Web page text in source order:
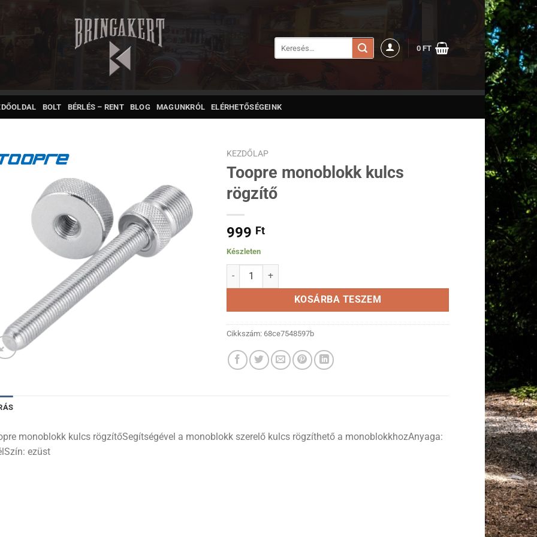
0FT
BOLT BÉRLÉS – RENT BLOG MAGUNKRÓL ELÉRHETŐSÉGEINK
KEZDŐLAP
Toopre monoblokk kulcs
rögzítő
999 Ft
Készleten
Toopre monoblokk kulcs rögzítő mennyiség
KOSÁRBA TESZEM
Cikkszám: 68ce7548597b
monoblokk kulcs rögzítőSegítségével a monoblokk szerelő kulcs rögzíthető a monoblokkhozAnyaga:
ezüst